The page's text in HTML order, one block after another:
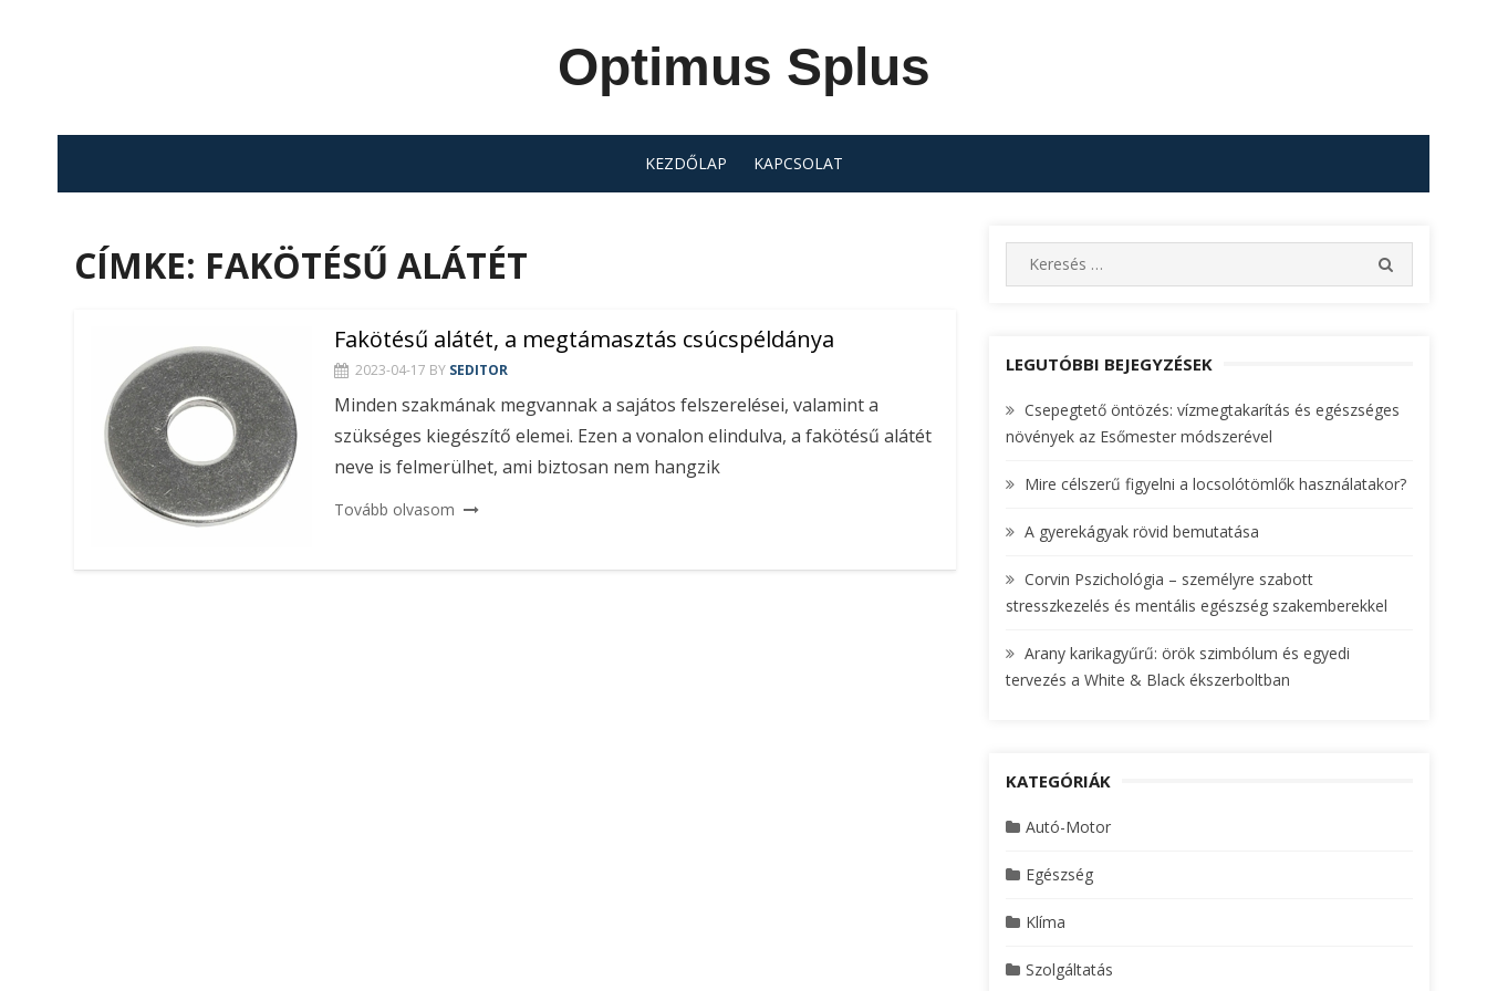
Optimus Splus
KEZDŐLAP KAPCSOLAT
CÍMKE: FAKÖTÉSŰ ALÁTÉT
Fakötésű alátét, a megtámasztás csúcspéldánya
2023-04-17 BY SEDITOR
Minden szakmának megvannak a sajátos felszerelései, valamint a
szükséges kiegészítő elemei. Ezen a vonalon elindulva, a fakötésű alátét
neve is felmerülhet, ami biztosan nem hangzik
Tovább olvasom
e
c
f
o
:
E
LEGUTÓBBI BEJEGYZÉSEK
Csepegtető öntözés: vízmegtakarítás és egészséges
növények az Esőmester módszerével
Mire célszerű figyelni a locsolótömlők használatakor?
A gyerekágyak rövid bemutatása
Corvin Pszichológia – személyre szabott
stresszkezelés és mentális egészség szakemberekkel
Arany karikagyűrű: örök szimbólum és egyedi
tervezés a White & Black ékszerboltban
KATEGÓRIÁK
Autó-Motor
Egészség
Klíma
Szolgáltatás